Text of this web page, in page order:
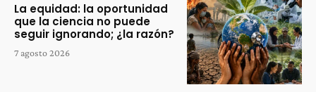
La equidad: la oportunidad
que la ciencia no puede
seguir ignorando; ¿la razón?
7 agosto 2026